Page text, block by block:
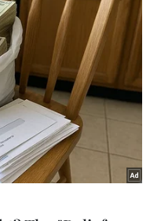
tức thời sự
hôm nay
#Vietnam
#Plus